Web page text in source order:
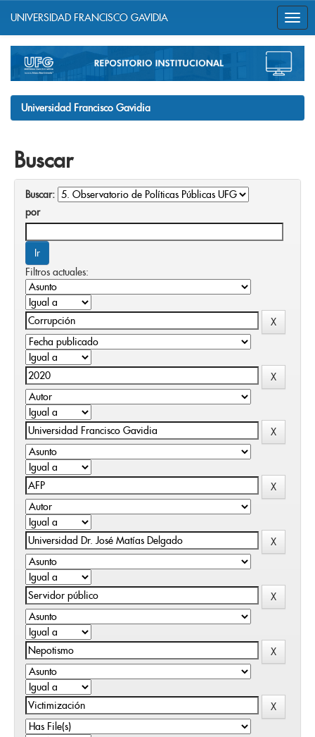
navigation
UNIVERSIDAD FRANCISCO GAVIDIA
Universidad Francisco Gavidia
Buscar
Buscar:
por
Filtros actuales: